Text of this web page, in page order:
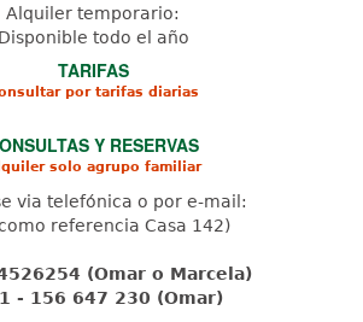
Alquiler temporario:
Disponible todo el año
TARIFAS
por tarifas diarias
Y RESERVAS
solo agrupo familiar
via telefónica o por e-mail:
referencia Casa 142)
(Omar o Marcela)
- 156 647 230 (Omar)